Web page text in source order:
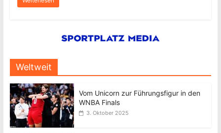
Weltweit
Vom Unicorn zur Führungsfigur in den
WNBA Finals
3. Oktober 2025